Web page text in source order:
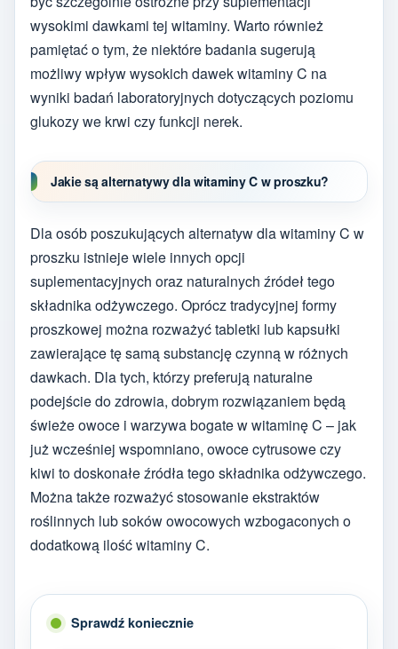
wysokimi dawkami tej witaminy. Warto również
pamiętać o tym, że niektóre badania sugerują
możliwy wpływ wysokich dawek witaminy C na
wyniki badań laboratoryjnych dotyczących poziomu
glukozy we krwi czy funkcji nerek.
Jakie są alternatywy dla witaminy C w proszku?
Dla osób poszukujących alternatyw dla witaminy C w
proszku istnieje wiele innych opcji
suplementacyjnych oraz naturalnych źródeł tego
składnika odżywczego. Oprócz tradycyjnej formy
proszkowej można rozważyć tabletki lub kapsułki
zawierające tę samą substancję czynną w różnych
dawkach. Dla tych, którzy preferują naturalne
podejście do zdrowia, dobrym rozwiązaniem będą
świeże owoce i warzywa bogate w witaminę C – jak
już wcześniej wspomniano, owoce cytrusowe czy
kiwi to doskonałe źródła tego składnika odżywczego.
Można także rozważyć stosowanie ekstraktów
roślinnych lub soków owocowych wzbogaconych o
dodatkową ilość witaminy C.
Sprawdź koniecznie